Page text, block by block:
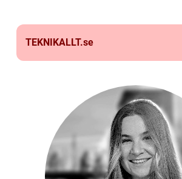
TEKNIKALLT.se